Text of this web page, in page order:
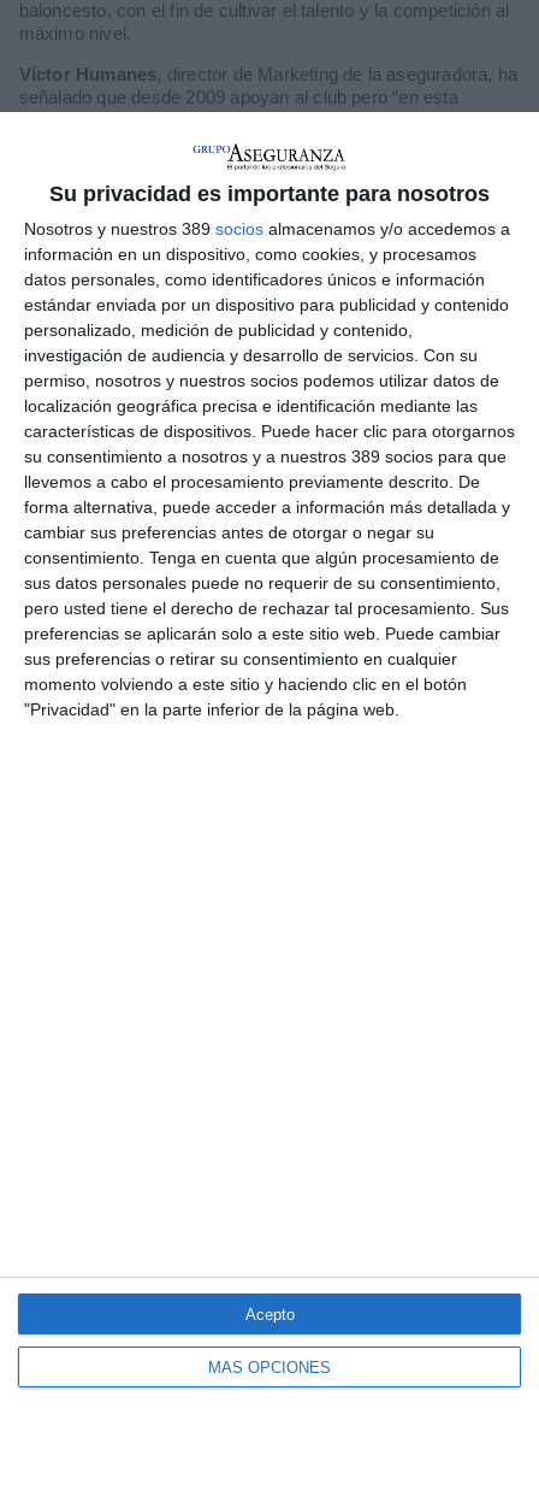
Su privacidad es importante para nosotros
Nosotros y nuestros 389 socios almacenamos y/o accedemos a
información en un dispositivo, como cookies, y procesamos
datos personales, como identificadores únicos e información
estándar enviada por un dispositivo para publicidad y contenido
personalizado, medición de publicidad y contenido,
investigación de audiencia y desarrollo de servicios. Con su
permiso, nosotros y nuestros socios podemos utilizar datos de
localización geográfica precisa e identificación mediante las
características de dispositivos. Puede hacer clic para otorgarnos
su consentimiento a nosotros y a nuestros 389 socios para que
llevemos a cabo el procesamiento previamente descrito. De
forma alternativa, puede acceder a información más detallada y
cambiar sus preferencias antes de otorgar o negar su
consentimiento. Tenga en cuenta que algún procesamiento de
sus datos personales puede no requerir de su consentimiento,
pero usted tiene el derecho de rechazar tal procesamiento. Sus
preferencias se aplicarán solo a este sitio web. Puede cambiar
sus preferencias o retirar su consentimiento en cualquier
momento volviendo a este sitio y haciendo clic en el botón
"Privacidad" en la parte inferior de la página web.
MÁS OPCIONES
Acepto
baloncesto, con el fin de cultivar el talento y la competición al
máximo nivel.
Víctor Humanes, director de Marketing de la aseguradora, ha
señalado que desde 2009 apoyan al club pero “en esta
más jóvenes, la base; ellos representan los
, respeto, trabajo en equipo yresponsabilidad en
los que creemos”.
LO ÚLTIMO
Debate profesional: ¿el incendio de Madrid se considera hecho
de la circulación?
Por aquí pasan los planes de Mapfre para un nuevo año récord
en beneficio…y la principal amenaza
La mayoría del seguro español cree que la economía no variará
en el segundo semestre
Fundación Mapfre lanza 'Talento Sénior' para impulsar ideas para
mayores de 50 años
WTW advierte de los riesgos de las gestoras de activos ante las
nuevas expectativas de los clientes
Menos del 5% de la masa forestal de Cataluña está asegurada
El 78% de las aseguradoras ofrecen planes de beneficios, 13
puntos por encima de la media
Mediadores Asturias e IPUR formarán sobre los riesgos
industriales de difícil aseguramiento